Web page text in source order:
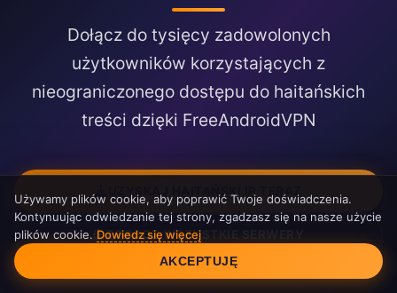
Dołącz do tysięcy zadowolonych
użytkowników korzystających z
nieograniczonego dostępu do haitańskich
treści dzięki FreeAndroidVPN
UZYSKAJ HAITAŃSKI IP TERAZ
ZOBACZ WSZYSTKIE SERWERY
Zgoda na pliki cookie
Używamy plików cookie, aby poprawić Twoje doświadczenia.
Kontynuując odwiedzanie tej strony, zgadzasz się na nasze użycie
plików cookie. Dowiedz się więcej
AKCEPTUJĘ